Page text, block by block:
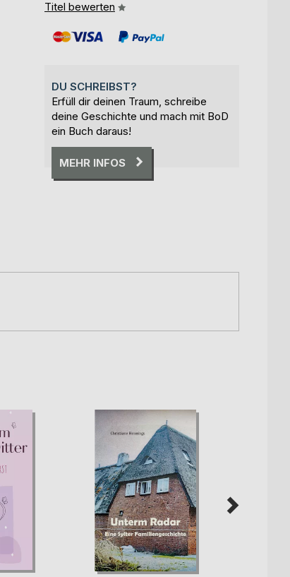
Titel bewerten
DU SCHREIBST?
Erfüll dir deinen Traum, schreibe
deine Geschichte und mach mit BoD
ein Buch daraus!
MEHR INFOS